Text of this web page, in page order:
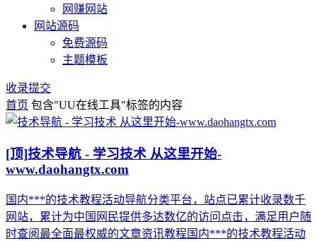
网赚网站
网站源码
免费源码
主题模板
收录提交
首页 包含"UU在线工具"标签的内容
[顶]技术导航 - 学习技术 从这里开始-
www.daohangtx.com
国内***的技术教程活动导航分类平台，站点已累计收录数千
网站，累计为中国网民提供多达数亿的访问点击，满足用户随
时查阅最全面最权威的文章资讯教程国内***的技术教程活动